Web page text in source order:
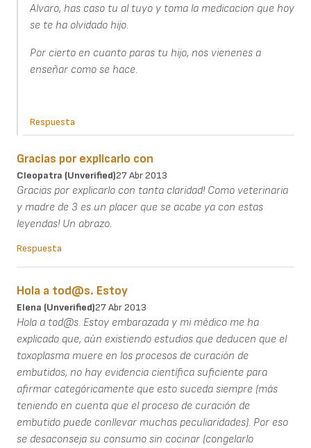
Alvaro, has caso tu al tuyo y toma la medicacion que hoy
se te ha olvidado hijo.
Por cierto en cuanto paras tu hijo, nos vienenes a
enseñar como se hace.
Respuesta
Gracias por explicarlo con
Cleopatra (unverified)27 Abr 2013
Gracias por explicarlo con tanta claridad! Como veterinaria
y madre de 3 es un placer que se acabe ya con estas
leyendas! Un abrazo.
Respuesta
Hola a tod@s. Estoy
Elena (unverified)27 Abr 2013
Hola a tod@s. Estoy embarazada y mi médico me ha
explicado que, aún existiendo estudios que deducen que el
toxoplasma muere en los procesos de curación de
embutidos, no hay evidencia científica suficiente para
afirmar categóricamente que esto suceda siempre (más
teniendo en cuenta que el proceso de curación de
embutido puede conllevar muchas peculiaridades). Por eso
se desaconseja su consumo sin cocinar (congelarlo